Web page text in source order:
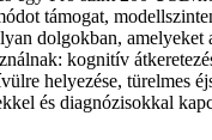
támogat,
dolgokban, amelyeket
kognitív
helyezése, türelmes
és diagnózisokkal